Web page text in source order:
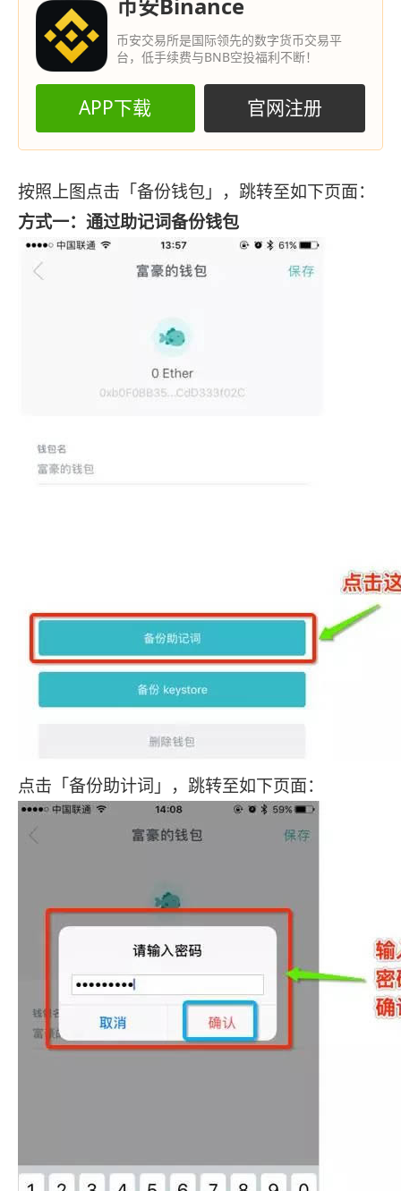
币安交易所是国际领先的数字货币交易平
台，低手续费与BNB空投福利不断！
APP下载 官网注册
按照上图点击「备份钱包」，跳转至如下页面：
方式一：通过助记词备份钱包
点击「备份助计词」，跳转至如下页面：